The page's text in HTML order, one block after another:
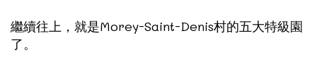
繼續往上，就是Morey-Saint-Denis村的五大特級園
了。